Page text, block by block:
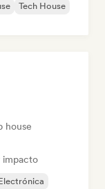
Tech House
house
impacto